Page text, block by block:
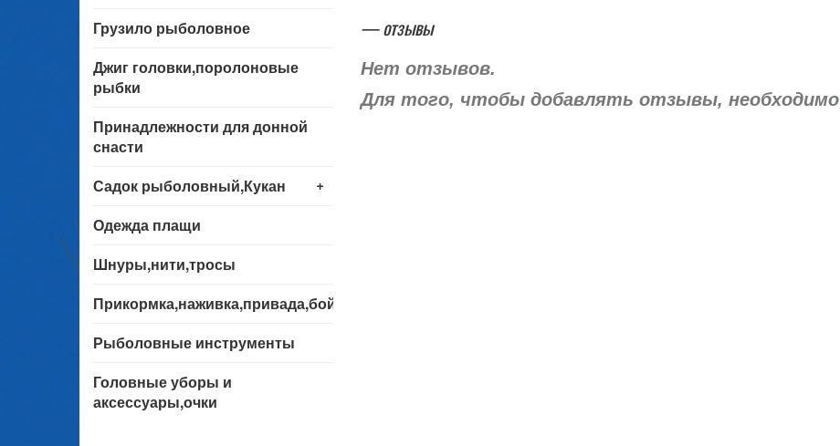
Грузило рыболовное
Джиг головки,поролоновые
рыбки
Принадлежности для донной
снасти
+
Садок рыболовный,Кукан
Одежда плащи
Шнуры,нити,тросы
Прикормка,наживка,привада,бойла
Рыболовные инструменты
Головные уборы и
аксессуары,очки
— отзывы
Нет отзывов.
Для того, чтобы добавлять отзывы, необходимо